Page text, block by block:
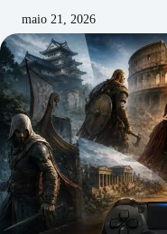
maio 21, 2026